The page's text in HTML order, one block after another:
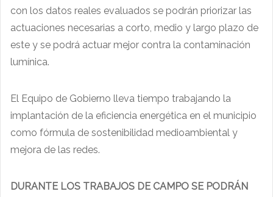
con los datos reales evaluados se podrán priorizar las
actuaciones necesarias a corto, medio y largo plazo de
este y se podrá actuar mejor contra la contaminación
lumínica.
El Equipo de Gobierno lleva tiempo trabajando la
implantación de la eficiencia energética en el municipio
como fórmula de sostenibilidad medioambiental y
mejora de las redes.
DURANTE LOS TRABAJOS DE CAMPO SE PODRÁN